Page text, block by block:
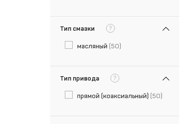
Тип смазки ?
масляный (50)
Тип привода ?
прямой (коаксиальный) (50)